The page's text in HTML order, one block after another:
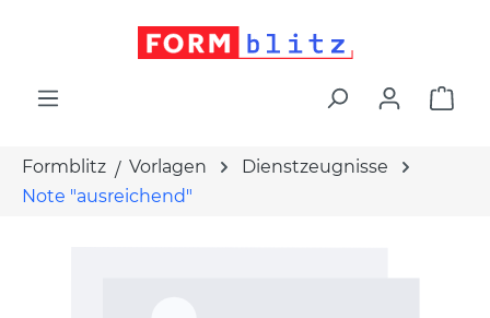
Formblitz Vorlagen
Dienstzeugnisse
Note "ausreichend"